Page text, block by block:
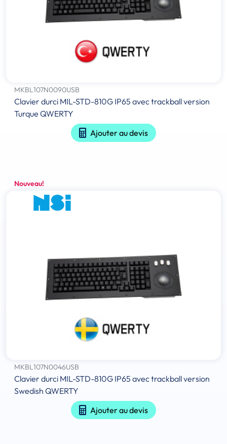
MKBL107N0090USB
Clavier durci MIL-STD-810G IP65 avec trackball version
Turque QWERTY
Ajouter au devis
Nouveau!
MKBL107N0046USB
Clavier durci MIL-STD-810G IP65 avec trackball version
Swedish QWERTY
Ajouter au devis